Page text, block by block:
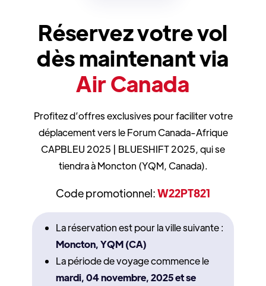
Réservez votre vol
dès maintenant via
Air Canada
Profitez d’offres exclusives pour faciliter votre
déplacement vers le Forum Canada-Afrique
CAPBLEU 2025 | BLUESHIFT 2025, qui se
tiendra à Moncton (YQM, Canada).
Code promotionnel:W22PT821
La réservation est pour la ville suivante :
Moncton, YQM (CA)
La période de voyage commence le
mardi, 04 novembre, 2025 et se